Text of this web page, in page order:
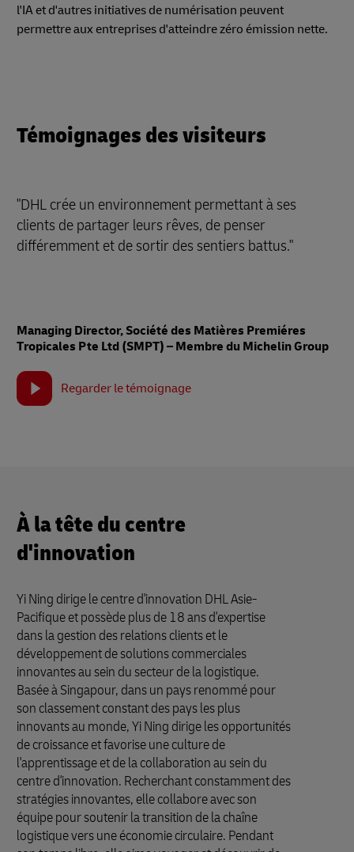
l'IA et d'autres initiatives de numérisation peuvent
permettre aux entreprises d'atteindre zéro émission nette.
Témoignages des visiteurs
"DHL crée un environnement permettant à ses
clients de partager leurs rêves, de penser
différemment et de sortir des sentiers battus."
Managing Director, Société des Matières Premiéres
Tropicales Pte Ltd (SMPT) – Membre du Michelin Group
Regarder le témoignage
À la tête du centre
d'innovation
Yi Ning dirige le centre d'innovation DHL Asie-
Pacifique et possède plus de 18 ans d'expertise
dans la gestion des relations clients et le
développement de solutions commerciales
innovantes au sein du secteur de la logistique.
Basée à Singapour, dans un pays renommé pour
son classement constant des pays les plus
innovants au monde, Yi Ning dirige les opportunités
de croissance et favorise une culture de
l'apprentissage et de la collaboration au sein du
centre d'innovation. Recherchant constamment des
stratégies innovantes, elle collabore avec son
équipe pour soutenir la transition de la chaîne
logistique vers une économie circulaire. Pendant